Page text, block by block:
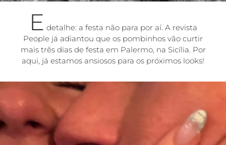
E detalhe: a festa não para por aí. A revista
People já adiantou que os pombinhos vão curtir
mais três dias de festa em Palermo, na Sicília. Por
aqui, já estamos ansiosos para os próximos looks!